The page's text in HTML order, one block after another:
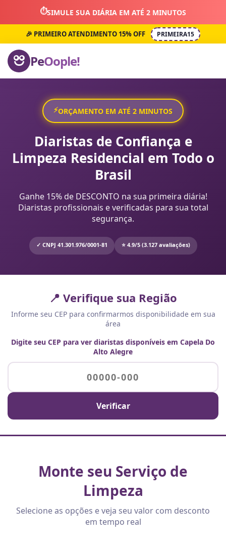
⏱️SIMULE SUA DIÁRIA EM ATÉ 2 MINUTOS
🎉 PRIMEIRO ATENDIMENTO 15% OFF PRIMEIRA15
PeOople!
⚡ORÇAMENTO EM ATÉ 2 MINUTOS
Diaristas de Confiança e
Limpeza Residencial em Todo o
Brasil
Ganhe 15% de DESCONTO na sua primeira diária!
Diaristas profissionais e verificadas para sua total
segurança.
✓ CNPJ 41.301.976/0001-81 ⭐ 4.9/5 (3.127 avaliações)
📍 Verifique sua Região
Informe seu CEP para confirmarmos disponibilidade em sua
área
Digite seu CEP para ver diaristas disponíveis em Capela Do
Alto Alegre
Verificar
Monte seu Serviço de
Limpeza
Selecione as opções e veja seu valor com desconto
em tempo real